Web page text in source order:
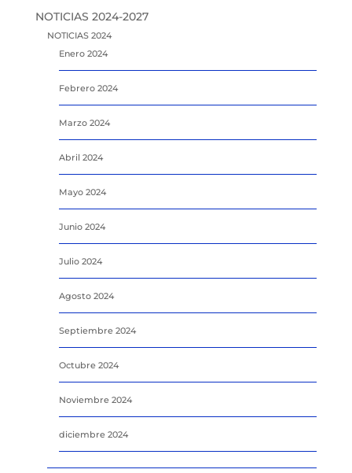
NOTICIAS 2024-2027
NOTICIAS 2024
Enero 2024
Febrero 2024
Marzo 2024
Abril 2024
Mayo 2024
Junio 2024
Julio 2024
Agosto 2024
Septiembre 2024
Octubre 2024
Noviembre 2024
diciembre 2024